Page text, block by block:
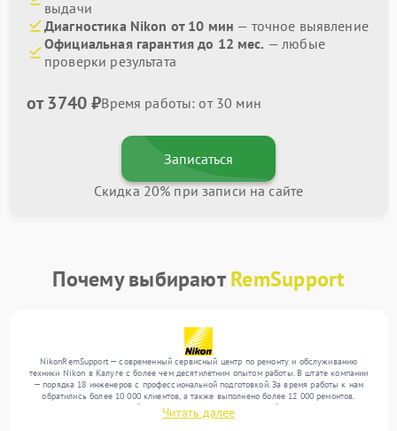
выдачи
Диагностика Nikon от 10 мин — точное выявление
Официальная гарантия до 12 мес. — любые
проверки результата
от 3740 ₽Время работы: от 30 мин
Записаться
Скидка 20% при записи на сайте
Почему выбираютRemSupport
NikonRemSupport — современный сервисный центр по ремонту и обслуживанию
техники Nikon в Калуге с более чем десятилетним опытом работы. В штате компании
— порядка 18 инженеров с профессиональной подготовкой. За время работы к нам
обратились более 10 000 клиентов, а также выполнено более 12 000 ремонтов.
Ежемесячно в сервисный центр поступает более 300 устройств, включая , , . Мы
устраняем поломки любой сложности и предлагаем стабильный уровень сервиса
Читать далее